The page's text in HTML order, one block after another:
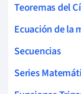
Teoremas del
Ecuación de la
Secuencias
Series